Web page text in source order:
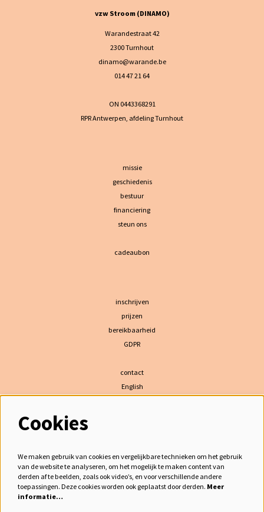
vzw Stroom (DINAMO)
Warandestraat 42
2300 Turnhout
dinamo@warande.be
014 47 21 64
ON 0443368291
RPR Antwerpen, afdeling Turnhout
missie
geschiedenis
bestuur
financiering
steun ons
cadeaubon
inschrijven
prijzen
bereikbaarheid
GDPR
contact
English
meld je aan voor de nieuwsbrief
Cookies
We maken gebruik van cookies en vergelijkbare technieken om het gebruik
van de website te analyseren, om het mogelijk te maken content van
derden af te beelden, zoals ook video’s, en voor verschillende andere
toepassingen. Deze cookies worden ook geplaatst door derden. Meer
informatie…